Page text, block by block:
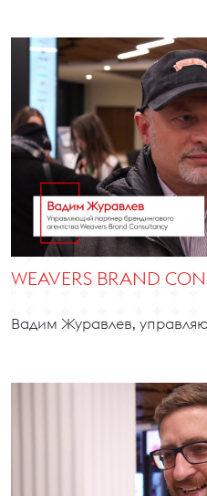
WEAVERS BRAND
Вадим Журавлев,